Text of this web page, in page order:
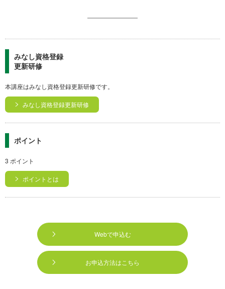
みなし資格登録
更新研修
本講座はみなし資格登録更新研修です。
みなし資格登録更新研修
ポイント
3 ポイント
ポイントとは
Webで申込む
お申込方法はこちら